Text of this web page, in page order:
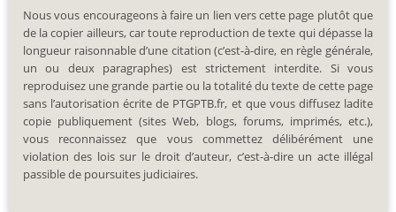
Nous vous encourageons à faire un lien vers cette page plutôt que
de la copier ailleurs, car toute reproduction de texte qui dépasse la
longueur raisonnable d’une citation (c’est-à-dire, en règle générale,
un ou deux paragraphes) est strictement interdite. Si vous
reproduisez une grande partie ou la totalité du texte de cette page
sans l’autorisation écrite de PTGPTB.fr, et que vous diffusez ladite
copie publiquement (sites Web, blogs, forums, imprimés, etc.),
vous reconnaissez que vous commettez délibérément une
violation des lois sur le droit d’auteur, c’est-à-dire un acte illégal
passible de poursuites judiciaires.